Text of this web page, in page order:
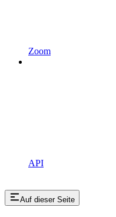
Zoom
API
Auf dieser Seite